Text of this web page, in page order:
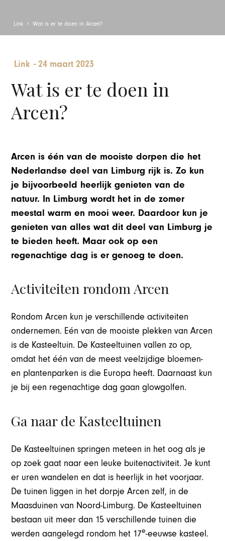
Link Wat is er te doen in Arcen?
Link -24 maart 2023
Wat is er te doen in
Arcen?
Arcen is één van de mooiste dorpen die het
Nederlandse deel van Limburg rijk is. Zo kun
je bijvoorbeeld heerlijk genieten van de
natuur. In Limburg wordt het in de zomer
meestal warm en mooi weer. Daardoor kun je
genieten van alles wat dit deel van Limburg je
te bieden heeft. Maar ook op een
regenachtige dag is er genoeg te doen.
Activiteiten rondom Arcen
Rondom Arcen kun je verschillende activiteiten
ondernemen. Eén van de mooiste plekken van Arcen
is de Kasteeltuin. De Kasteeltuinen vallen zo op,
omdat het één van de meest veelzijdige bloemen-
en plantenparken is die Europa heeft. Daarnaast kun
je bij een regenachtige dag gaan glowgolfen.
Ga naar de Kasteeltuinen
De Kasteeltuinen springen meteen in het oog als je
op zoek gaat naar een leuke buitenactiviteit. Je kunt
er uren wandelen en dat is heerlijk in het voorjaar.
De tuinen liggen in het dorpje Arcen zelf, in de
Maasduinen van Noord-Limburg. De Kasteeltuinen
bestaan uit meer dan 15 verschillende tuinen die
werden aangelegd rondom het 17e-eeuwse kasteel.